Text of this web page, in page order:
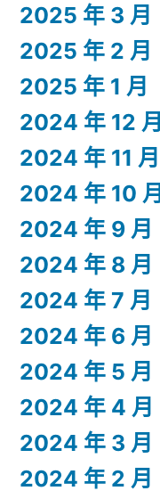
2025 年 3 月
2025 年 2 月
2025 年 1 月
2024 年 12 月
2024 年 11 月
2024 年 10 月
2024 年 9 月
2024 年 8 月
2024 年 7 月
2024 年 6 月
2024 年 5 月
2024 年 4 月
2024 年 3 月
2024 年 2 月